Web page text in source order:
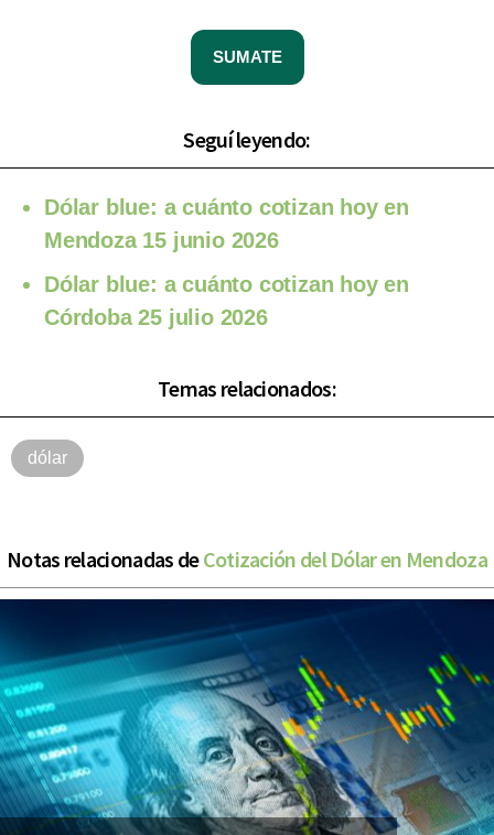
SUMATE
Seguí leyendo:
Dólar blue: a cuánto cotizan hoy en
Mendoza 15 junio 2026
Dólar blue: a cuánto cotizan hoy en
Córdoba 25 julio 2026
Temas relacionados:
dólar
Notas relacionadas deCotización del Dólar en Mendoza